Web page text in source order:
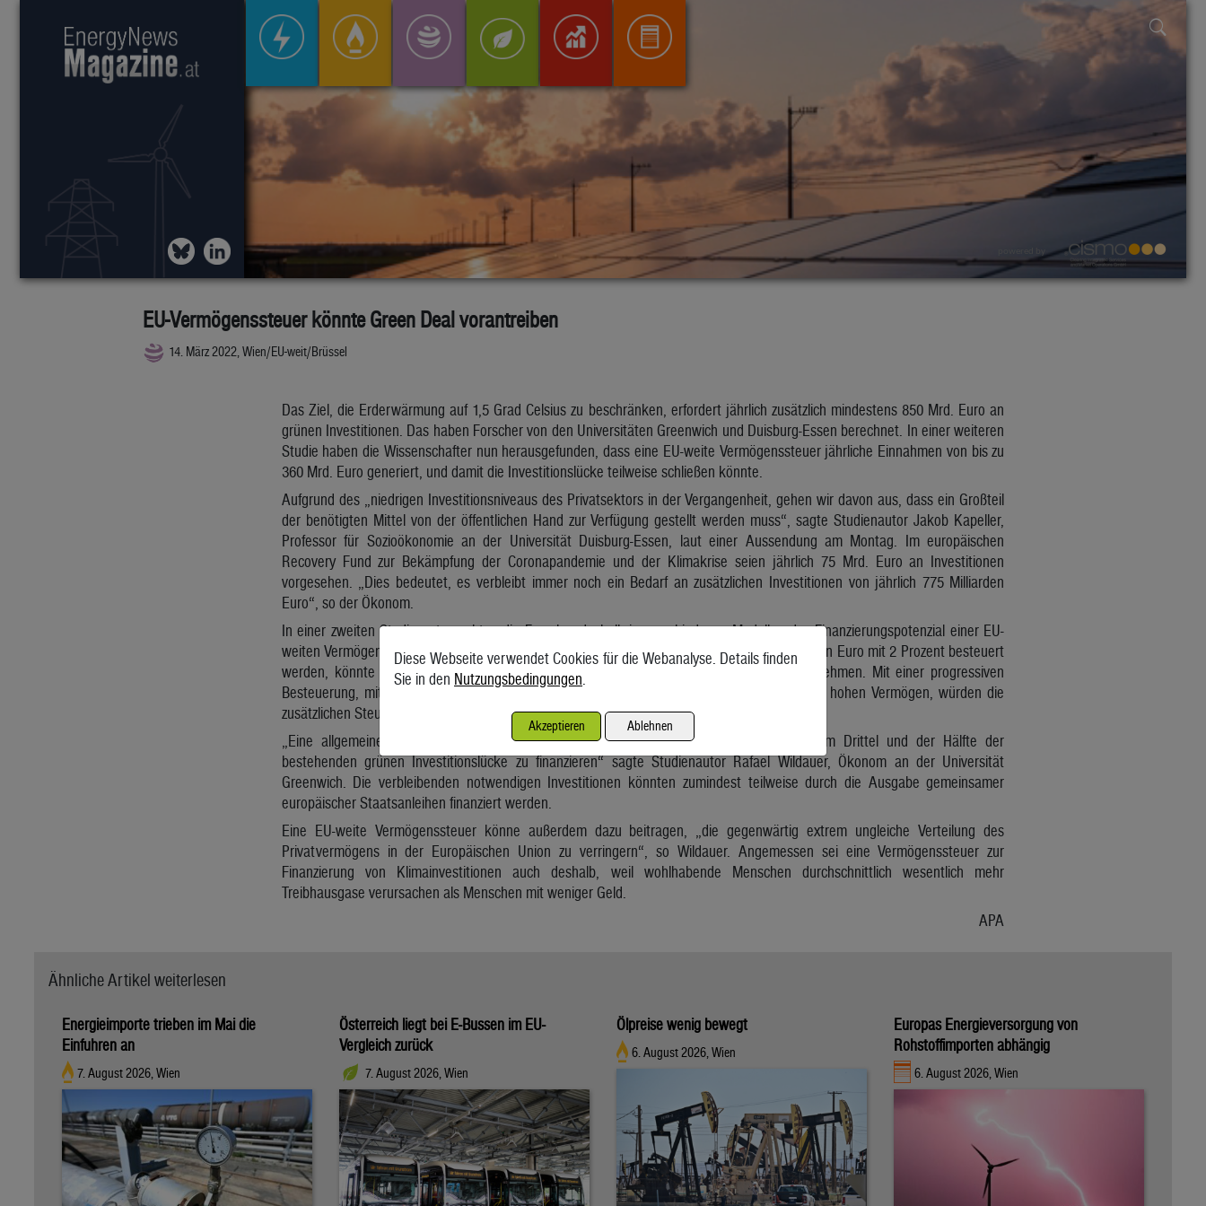
EU-Vermögenssteuer könnte Green Deal vorantreiben
14. März 2022, Wien/EU-weit/Brüssel
Das Ziel, die Erderwärmung auf 1,5 Grad Celsius zu beschränken, erfordert jährlich zusätzlich mindestens 850 Mrd. Euro an
grünen Investitionen. Das haben Forscher von den Universitäten Greenwich und Duisburg-Essen berechnet. In einer weiteren
Studie haben die Wissenschafter nun herausgefunden, dass eine EU-weite Vermögenssteuer jährliche Einnahmen von bis zu
360 Mrd. Euro generiert, und damit die Investitionslücke teilweise schließen könnte.
Aufgrund des „niedrigen Investitionsniveaus des Privatsektors in der Vergangenheit, gehen wir davon aus, dass ein Großteil
der benötigten Mittel von der öffentlichen Hand zur Verfügung gestellt werden muss“, sagte Studienautor Jakob Kapeller,
Professor für Sozioökonomie an der Universität Duisburg-Essen, laut einer Aussendung am Montag. Im europäischen
Recovery Fund zur Bekämpfung der Coronapandemie und der Klimakrise seien jährlich 75 Mrd. Euro an Investitionen
vorgesehen. „Dies bedeutet, es verbleibt immer noch ein Bedarf an zusätzlichen Investitionen von jährlich 775 Milliarden
Euro“, so der Ökonom.
In einer zweiten Studie untersuchten die Forscher deshalb in verschiedenen Modellen das Finanzierungspotenzial einer EU-
weiten Vermögenssteuer. Mit einem linearen Steuermodell, bei dem Vermögen über eine Million Euro mit 2 Prozent besteuert
werden, könnte die öffentliche Hand demnach jährlich rund 190 Mrd. Euro zusätzlich einnehmen. Mit einer progressiven
Besteuerung, mit mehreren Steuerklassen und einer stärkeren Besteuerung von besonders hohen Vermögen, würden die
zusätzlichen Steuereinnahmen auf rund 360 Mrd. Euro jährlich ansteigen.
„Eine allgemeine europäische Vermögenssteuer wäre somit in der Lage, zwischen einem Drittel und der Hälfte der
bestehenden grünen Investitionslücke zu finanzieren“ sagte Studienautor Rafael Wildauer, Ökonom an der Universität
Greenwich. Die verbleibenden notwendigen Investitionen könnten zumindest teilweise durch die Ausgabe gemeinsamer
europäischer Staatsanleihen finanziert werden.
Eine EU-weite Vermögenssteuer könne außerdem dazu beitragen, „die gegenwärtig extrem ungleiche Verteilung des
Privatvermögens in der Europäischen Union zu verringern“, so Wildauer. Angemessen sei eine Vermögenssteuer zur
Finanzierung von Klimainvestitionen auch deshalb, weil wohlhabende Menschen durchschnittlich wesentlich mehr
Treibhausgase verursachen als Menschen mit weniger Geld.
APA
Ähnliche Artikel weiterlesen
Energieimporte trieben im Mai die
Einfuhren an
7. August 2026, Wien
Österreich liegt bei E-Bussen im EU-
Vergleich zurück
7. August 2026, Wien
Ölpreise wenig bewegt
6. August 2026, Wien
Europas Energieversorgung von
Rohstoffimporten abhängig
6. August 2026, Wien
Diese Webseite verwendet Cookies für die Webanalyse. Details finden
Sie in den Nutzungsbedingungen.
Akzeptieren Ablehnen